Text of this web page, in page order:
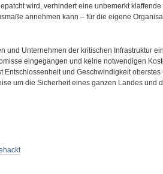
wird, verhindert eine unbemerkt
annehmen kann – für die eigene
und Unternehmen der kritischen Infrastruktur
eingegangen und keine notwendigen
Entschlossenheit und Geschwindigkeit oberstes
um die Sicherheit eines ganzen Landes und